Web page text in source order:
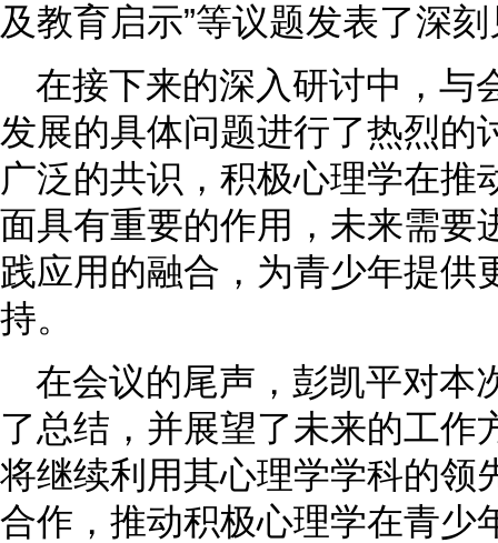
及教育启示”等议题发表了深
在接下来的深入研讨中，与
发展的具体问题进行了热烈的
广泛的共识，积极心理学在推
面具有重要的作用，未来需要
践应用的融合，为青少年提供
持。
在会议的尾声，彭凯平对本
了总结，并展望了未来的工作
将继续利用其心理学学科的领
合作，推动积极心理学在青少